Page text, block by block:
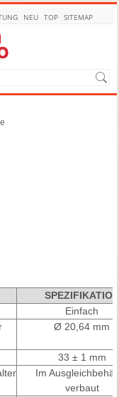
NEU TOP SITEMAP
SPEZIFIKATION
Einfach
Ø 20,64 mm
33 ± 1 mm
Im
verbaut